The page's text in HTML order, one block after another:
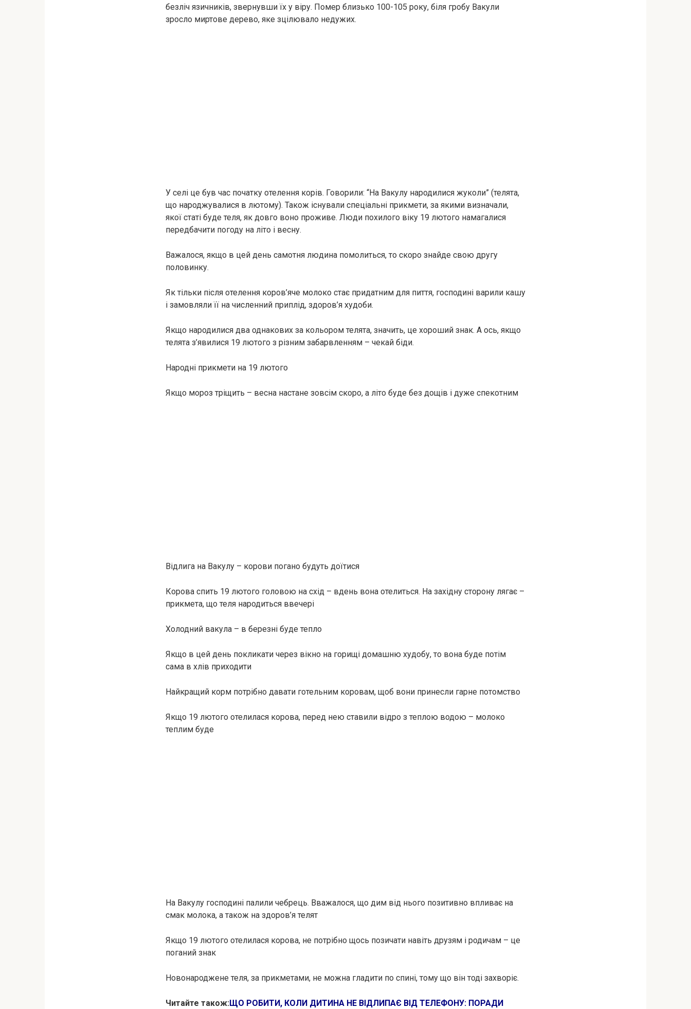
безліч язичників, звернувши їх у віру. Помер близько 100-105 року, біля гробу Вакули
зросло миртове дерево, яке зцілювало недужих.
У селі це був час початку отелення корів. Говорили: “На Вакулу народилися жуколи” (телята,
що народжувалися в лютому). Також існували спеціальні прикмети, за якими визначали,
якої статі буде теля, як довго воно проживе. Люди похилого віку 19 лютого намагалися
передбачити погоду на літо і весну.
Важалося, якщо в цей день самотня людина помолиться, то скоро знайде свою другу
половинку.
Як тільки після отелення коров’яче молоко стає придатним для пиття, господині варили кашу
і замовляли її на численний приплід, здоров’я худоби.
Якщо народилися два однакових за кольором телята, значить, це хороший знак. А ось, якщо
телята з’явилися 19 лютого з різним забарвленням – чекай біди.
Народні прикмети на 19 лютого
Якщо мороз тріщить – весна настане зовсім скоро, а літо буде без дощів і дуже спекотним
Відлига на Вакулу – корови погано будуть доїтися
Корова спить 19 лютого головою на схід – вдень вона отелиться. На західну сторону лягає –
прикмета, що теля народиться ввечері
Холодний вакула – в березні буде тепло
Якщо в цей день покликати через вікно на горищі домашню худобу, то вона буде потім
сама в хлів приходити
Найкращий корм потрібно давати готельним коровам, щоб вони принесли гарне потомство
Якщо 19 лютого отелилася корова, перед нею ставили відро з теплою водою – молоко
теплим буде
На Вакулу господині палили чебрець. Вважалося, що дим від нього позитивно впливає на
смак молока, а також на здоров’я телят
Якщо 19 лютого отелилася корова, не потрібно щось позичати навіть друзям і родичам – це
поганий знак
Новонароджене теля, за прикметами, не можна гладити по спині, тому що він тоді захворіє.
Читайте також:ЩО РОБИТИ, КОЛИ ДИТИНА НЕ ВІДЛИПАЄ ВІД ТЕЛЕФОНУ: ПОРАДИ